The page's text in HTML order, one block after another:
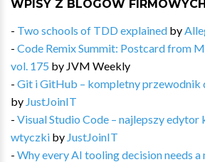
WPISY Z BLOGÓW FIRMOWYCH
- Two schools of TDD explained by
- Code Remix Summit: Postcard from
vol. 175 by JVM Weekly
- Git i GitHub – kompletny przewodnik
by JustJoinIT
- Visual Studio Code – najlepszy edytor
wtyczki by JustJoinIT
- Why every AI tooling decision needs a